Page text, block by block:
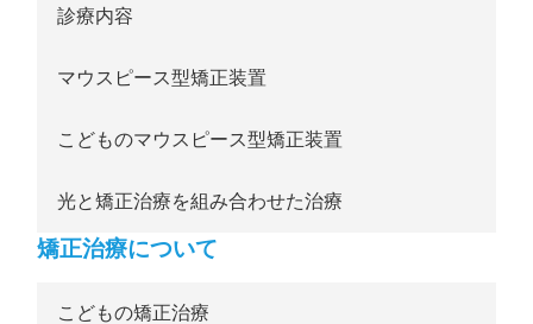
診療内容
マウスピース型矯正装置
こどものマウスピース型矯正装置
光と矯正治療を組み合わせた治療
矯正治療について
こどもの矯正治療